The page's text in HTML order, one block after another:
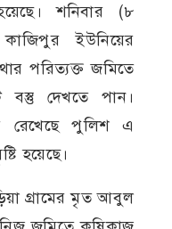
শনিবার (৮
ইউনিয়ের
পরিত্যক্ত জমিতে
বস্তু দেখতে পান।
রেখেছে পুলিশ এ
হয়েছে।
গ্রামের মৃত আবুল